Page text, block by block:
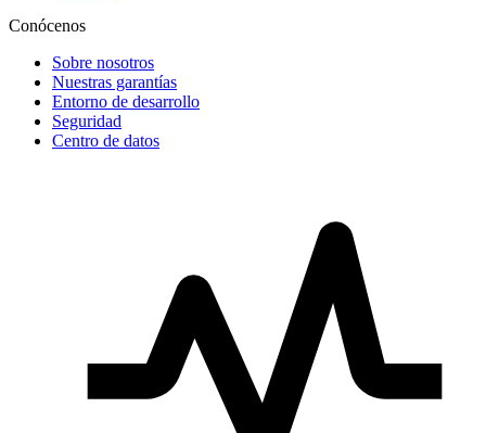
Conócenos
Sobre nosotros
Nuestras garantías
Entorno de desarrollo
Seguridad
Centro de datos